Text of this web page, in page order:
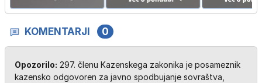
KOMENTARJI 0
Opozorilo: 297. členu Kazenskega zakonika je posameznik
kazensko odgovoren za javno spodbujanje sovraštva,